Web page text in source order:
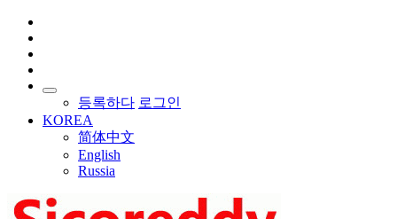
등록하다 로그인
KOREA
简体中文
English
Russia